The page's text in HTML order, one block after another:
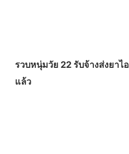
รวบหนุ่มวัย 22 รับจ้างส่งยา
แล้ว